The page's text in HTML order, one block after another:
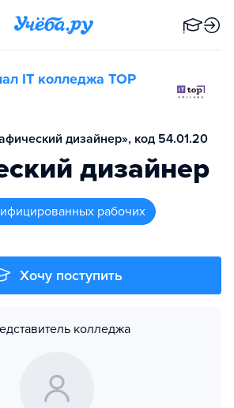
IT колледжа TOP
дизайнер», код 54.01.20
дизайнер
рабочих
Хочу поступить
колледжа